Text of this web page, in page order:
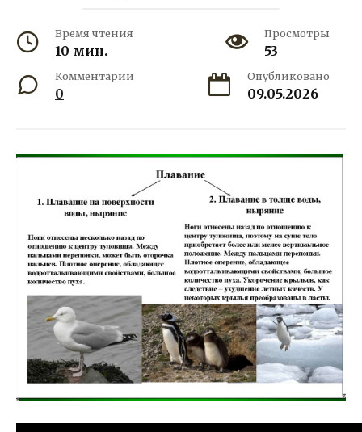
Время чтения
10 мин.
Просмотры
53
Комментарии
0
Опубликовано
09.05.2026